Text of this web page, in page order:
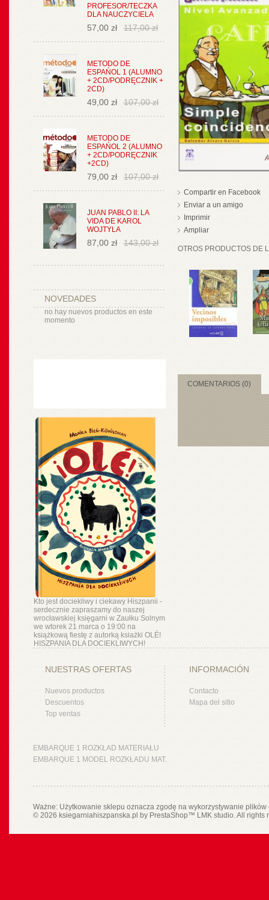
PROFESOR/TECZKA
DLA NAUCZYCIELA
57,00 zł 117,00 zł
METODO DE
ESPAŃOL 1 (ALUMNO
+ 2CD/PODRĘCZNIK +
2CD)
49,00 zł 107,00 zł
METODO DE
ESPAŃOL 2 (ALUMNO
+ 2CD/PODRĘCZNIK
+2CD)
79,00 zł 107,00 zł
JUAN PABLO II: LA
VIDA DE KAROL
WOJTYLA
87,00 zł 143,00 zł
NOVEDADES
no hay nuevos productos en este
momento
Kto jest dociekliwy i ciekawy Hiszpanii -
serdecznie zapraszamy do naszej
wrocławskiej księgarni w Zaułku Solnym
we wtorek 21 marca o 19:00 na
książkową fiestę z autorką ksiażki OLÉ!
HISZPANIA DLA DOCIEKLIWYCH!
Compartir en Facebook
Enviar a un amigo
Imprimir
Ampliar
OTROS PRODUCTOS DE
COMENTARIOS (0)
NUESTRAS OFERTAS
Nuevos productos
Descuentos
Top ventas
INFORMACIÓN
Contacto
Mapa del sitio
EMBARQUE 1 ROZKŁAD MATERIAŁU
EMBARQUE 1 MODEL ROZKŁADU MAT.
Ważne: Użytkowanie sklepu oznacza zgodę na wykorzystywanie
© 2026 ksiegarniahiszpanska.pl by PrestaShop™ LMK studio. All rights